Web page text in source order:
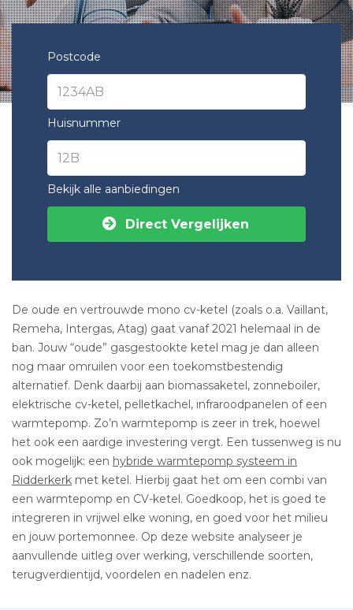
Postcode
Huisnummer
Bekijk alle aanbiedingen
Direct Vergelijken
De oude en vertrouwde mono cv-ketel (zoals o.a. Vaillant,
Remeha, Intergas, Atag) gaat vanaf 2021 helemaal in de
ban. Jouw “oude” gasgestookte ketel mag je dan alleen
nog maar omruilen voor een toekomstbestendig
alternatief. Denk daarbij aan biomassaketel, zonneboiler,
elektrische cv-ketel, pelletkachel, infraroodpanelen of een
warmtepomp. Zo’n warmtepomp is zeer in trek, hoewel
het ook een aardige investering vergt. Een tussenweg is nu
ook mogelijk: een hybride warmtepomp systeem in
Ridderkerk met ketel. Hierbij gaat het om een combi van
een warmtepomp en CV-ketel. Goedkoop, het is goed te
integreren in vrijwel elke woning, en goed voor het milieu
en jouw portemonnee. Op deze website analyseer je
aanvullende uitleg over werking, verschillende soorten,
terugverdientijd, voordelen en nadelen enz.